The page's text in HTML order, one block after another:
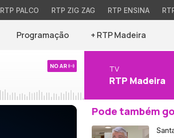
RTP PALCO RTP ZIG ZAG RTP ENSINA
Programação + RTP Madeira
NO AR TV
RTP Madeira
Pode também